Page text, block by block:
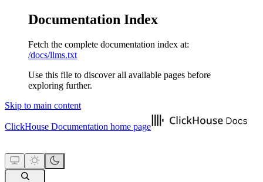
Documentation Index
Fetch the complete documentation index at:
/docs/llms.txt
Use this file to discover all available pages before
exploring further.
Skip to main content
ClickHouse Documentation home page